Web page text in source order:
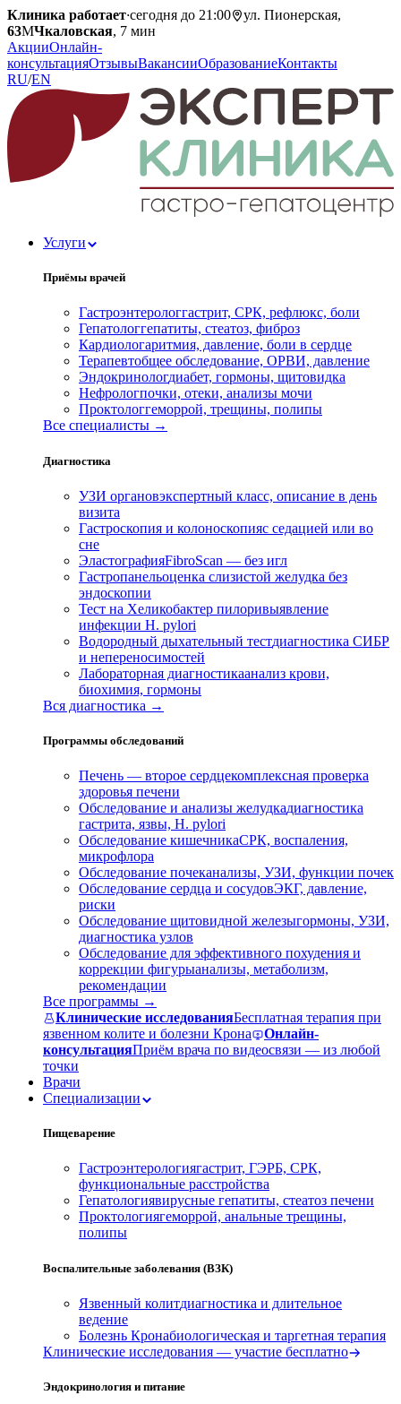
Клиника работает·сегодня до 21:00
ул. Пионерская,
63МЧкаловская, 7 мин
АкцииОнлайн-
консультацияОтзывыВакансииОбразованиеКонтакты
RU/EN
Услуги
Приёмы врачей
Гастроэнтерологгастрит, СРК, рефлюкс, боли
Гепатологгепатиты, стеатоз, фиброз
Кардиологаритмия, давление, боли в сердце
Терапевтобщее обследование, ОРВИ, давление
Эндокринологдиабет, гормоны, щитовидка
Нефрологпочки, отеки, анализы мочи
Проктологгеморрой, трещины, полипы
Все специалисты →
Диагностика
УЗИ органовэкспертный класс, описание в день
визита
Гастроскопия и колоноскопияс седацией или во
сне
ЭластографияFibroScan — без игл
Гастропанельоценка слизистой желудка без
эндоскопии
Тест на Хеликобактер пилоривыявление
инфекции H. pylori
Водородный дыхательный тестдиагностика СИБР
и непереносимостей
Лабораторная диагностикаанализ крови,
биохимия, гормоны
Вся диагностика →
Программы обследований
Печень — второе сердцекомплексная проверка
здоровья печени
Обследование и анализы желудкадиагностика
гастрита, язвы, H. pylori
Обследование кишечникаСРК, воспаления,
микрофлора
Обследование почеканализы, УЗИ, функции почек
Обследование сердца и сосудовЭКГ, давление,
риски
Обследование щитовидной железыгормоны, УЗИ,
диагностика узлов
Обследование для эффективного похудения и
коррекции фигурыанализы, метаболизм,
рекомендации
Все программы →
Клинические исследованияБесплатная терапия при
язвенном колите и болезни Крона
Онлайн-
консультацияПриём врача по видеосвязи — из любой
точки
Врачи
Специализации
Пищеварение
Гастроэнтерологиягастрит, ГЭРБ, СРК,
функциональные расстройства
Гепатологиявирусные гепатиты, стеатоз печени
Проктологиягеморрой, анальные трещины,
полипы
Воспалительные заболевания (ВЗК)
Язвенный колитдиагностика и длительное
ведение
Болезнь Кронабиологическая и таргетная терапия
Клинические исследования — участие бесплатно
Эндокринология и питание